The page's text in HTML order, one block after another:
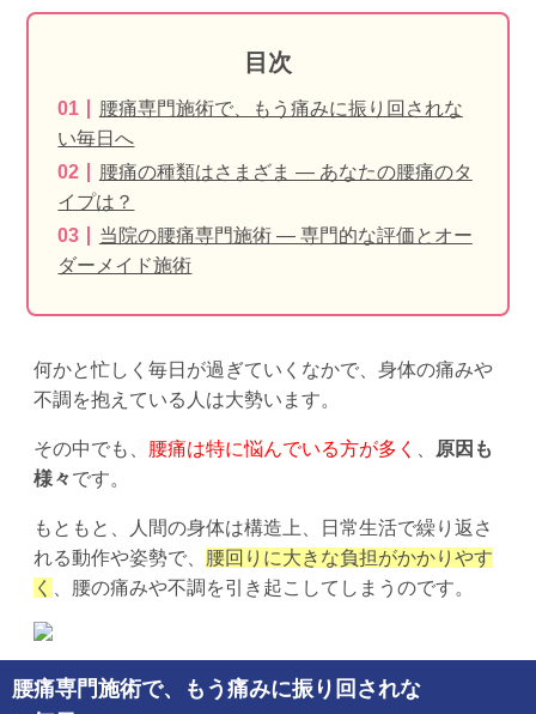
目次
腰痛専門施術で、もう痛みに振り回されな
い毎日へ
腰痛の種類はさまざま — あなたの腰痛のタ
イプは？
当院の腰痛専門施術 — 専門的な評価とオー
ダーメイド施術
何かと忙しく毎日が過ぎていくなかで、身体の痛みや
不調を抱えている人は大勢います。
その中でも、 腰痛は特に悩んでいる方が多く
原因も
様々です。
もともと、人間の身体は構造上、日常生活で繰り返さ
れる動作や姿勢で、
腰回りに大きな負担がかかりやす
く
、腰の痛みや不調を引き起こしてしまうのです。
腰痛専門施術で、もう痛みに振り回されな